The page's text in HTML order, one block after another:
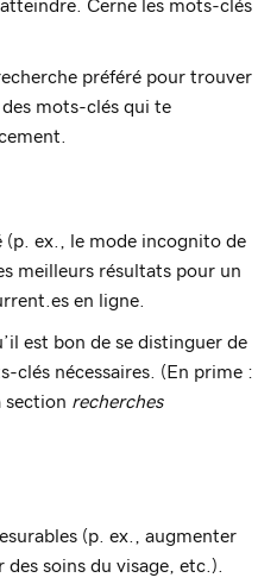
Cerne les mots-clés
préféré pour trouver
mots-clés qui te
(p. ex., le mode incognito de
meilleurs résultats pour un
en ligne.
est bon de se distinguer de
clés nécessaires. (En prime :
section recherches
(p. ex., augmenter
soins du visage, etc.).